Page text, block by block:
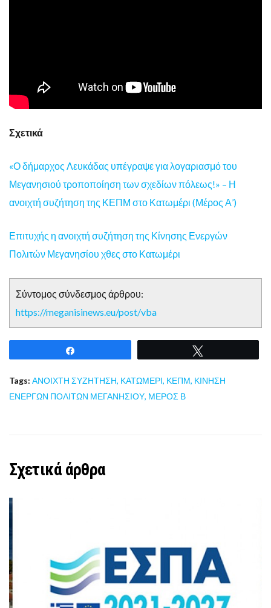
Σχετικά
«Ο δήμαρχος Λευκάδας υπέγραψε για λογαριασμό του
Μεγανησιού τροποποίηση των σχεδίων πόλεως!» – Η
ανοιχτή συζήτηση της ΚΕΠΜ στο Κατωμέρι (Μέρος Α’)
Επιτυχής η ανοιχτή συζήτηση της Κίνησης Ενεργών
Πολιτών Μεγανησίου χθες στο Κατωμέρι
Σύντομος σύνδεσμος άρθρου:
https://meganisinews.eu/post/vba
Tags: ΑΝΟΙΧΤΗ ΣΥΖΗΤΗΣΗ, ΚΑΤΩΜΕΡΙ, ΚΕΠΜ, ΚΙΝΗΣΗ
ΕΝΕΡΓΩΝ ΠΟΛΙΤΩΝ ΜΕΓΑΝΗΣΙΟΥ, ΜΕΡΟΣ Β
Σχετικά άρθρα